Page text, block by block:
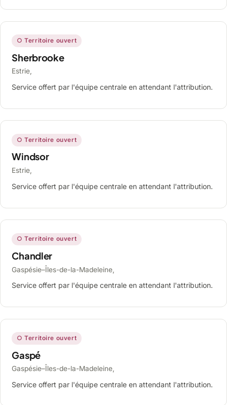
○ Territoire ouvert
Sherbrooke
Estrie,
Service offert par l'équipe centrale en attendant l'attribution.
○ Territoire ouvert
Windsor
Estrie,
Service offert par l'équipe centrale en attendant l'attribution.
○ Territoire ouvert
Chandler
Gaspésie–Îles-de-la-Madeleine,
Service offert par l'équipe centrale en attendant l'attribution.
○ Territoire ouvert
Gaspé
Gaspésie–Îles-de-la-Madeleine,
Service offert par l'équipe centrale en attendant l'attribution.